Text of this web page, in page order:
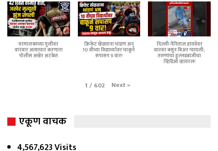
घरमालकाच्या मुलीवर
वारंवार अत्याचार करणारा
पोलीस अखेर अटकेत
क्रिकेट खेळताना भांडणं अन्
10 वीच्या विद्यार्थ्यावर चाकूने
सपासप 9 वार!
दिल्ली-नैनिताल हायवेवर
थारवर बसून बिअर प्यायली;
तरुणांचा हुल्लडबाजीचा
व्हिडिओ व्हायरल!
1 / 602 Next»
एकूण वाचक
4,567,623 Visits